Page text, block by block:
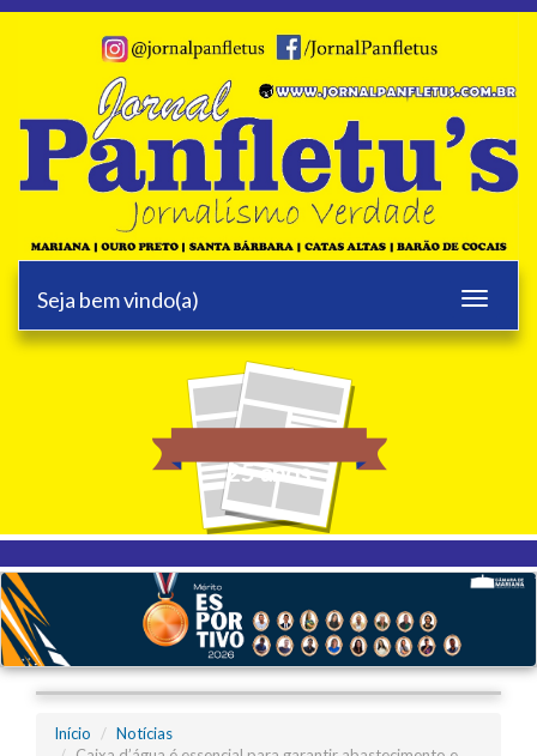
Toggle
Seja bem vindo(a)
25 anos
Início
Notícias